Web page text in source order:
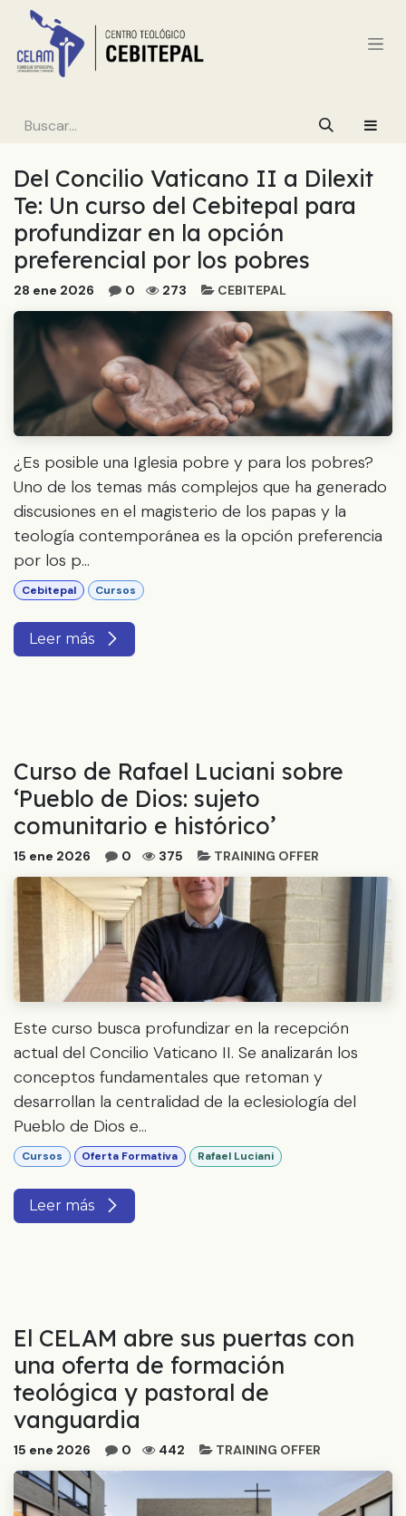
Ir al contenido
Del Concilio Vaticano II a Dilexit
Te: Un curso del Cebitepal para
profundizar en la opción
preferencial por los pobres
28 ene 2026 0 273 CEBITEPAL
¿Es posible una Iglesia pobre y para los pobres?
Uno de los temas más complejos que ha generado
discusiones en el magisterio de los papas y la
teología contemporánea es la opción preferencia
por los p...
Cebitepal Cursos
Leer más
Curso de Rafael Luciani sobre
‘Pueblo de Dios: sujeto
comunitario e histórico’
15 ene 2026 0 375 TRAINING OFFER
Este curso busca profundizar en la recepción
actual del Concilio Vaticano II. Se analizarán los
conceptos fundamentales que retoman y
desarrollan la centralidad de la eclesiología del
Pueblo de Dios e...
Cursos Oferta Formativa Rafael Luciani
Leer más
El CELAM abre sus puertas con
una oferta de formación
teológica y pastoral de
vanguardia
15 ene 2026 0 442 TRAINING OFFER